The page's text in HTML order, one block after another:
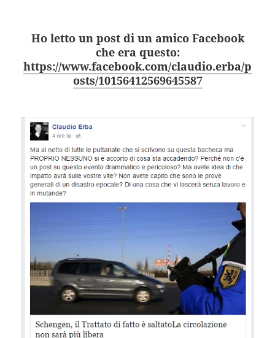
Ho letto un post di un amico Facebook
che era questo:
https://www.facebook.com/claudio.erba/p
osts/10156412569645587